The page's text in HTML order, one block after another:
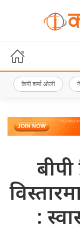
केपी शर्मा ओली
बीपी
: